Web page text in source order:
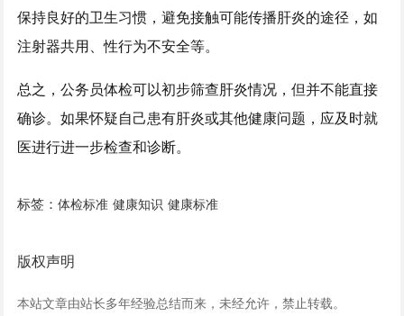
保持良好的卫生习惯，避免接触可能传播肝炎的途径，如
注射器共用、性行为不安全等。
总之，公务员体检可以初步筛查肝炎情况，但并不能直接
确诊。如果怀疑自己患有肝炎或其他健康问题，应及时就
医进行进一步检查和诊断。
标签：体检标准 健康知识 健康标准
版权声明
本站文章由站长多年经验总结而来，未经允许，禁止转载。